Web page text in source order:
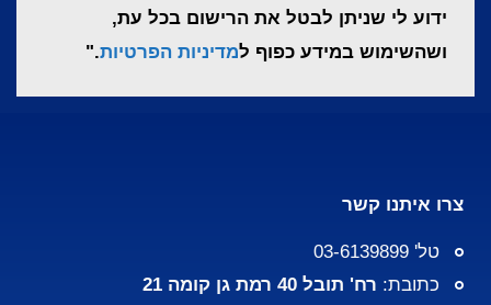
ידוע לי שניתן לבטל את הרישום בכל עת,
ושהשימוש במידע כפוף למדיניות הפרטיות."
צרו איתנו קשר
טל' 03-6139899
כתובת: רח' תובל 40 רמת גן קומה 21